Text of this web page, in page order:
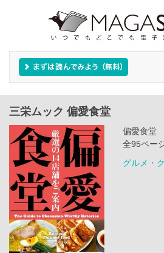
三栄ムック 偏愛食堂
偏愛食堂
全95ペー
グルメ・